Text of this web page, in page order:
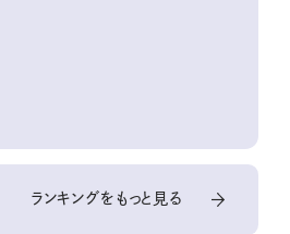
ランキングをもっと見る